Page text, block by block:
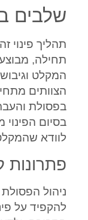
שלבים
תהליך פינוי
תחילה,
המקלט
הצוותים
בפסולת
בסיום הפינוי
לוודא
פתרונות
ניהול
להקפיד על